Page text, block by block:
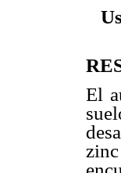
El